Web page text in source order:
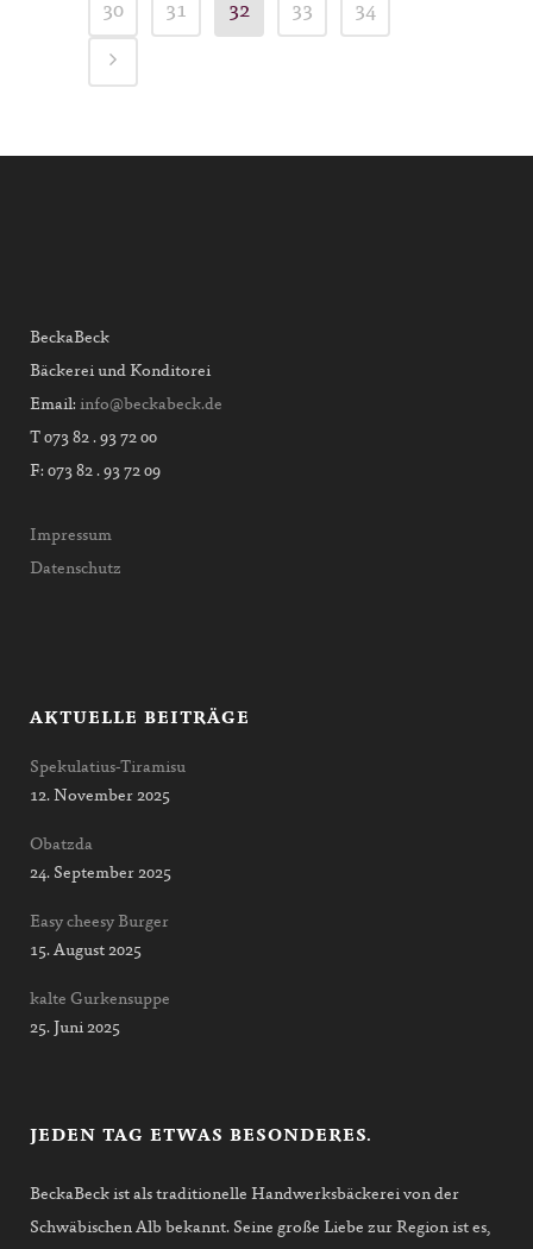
30 31 32 33 34
BeckaBeck
Bäckerei und Konditorei
Email: info@beckabeck.de
T 073 82 . 93 72 00
F: 073 82 . 93 72 09
Impressum
Datenschutz
AKTUELLE BEITRÄGE
Spekulatius-Tiramisu
12. November 2025
Obatzda
24. September 2025
Easy cheesy Burger
15. August 2025
kalte Gurkensuppe
25. Juni 2025
JEDEN TAG ETWAS BESONDERES.
BeckaBeck ist als traditionelle Handwerksbäckerei von der
Schwäbischen Alb bekannt. Seine große Liebe zur Region ist es,